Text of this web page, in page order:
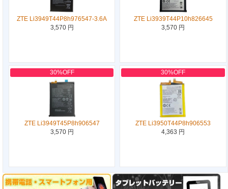
ZTE Li3949T44P8h976547-3.6A
3,570 円
ZTE Li3939T44P10h826645
3,570 円
30%OFF
ZTE Li3949T45P8h906547
3,570 円
30%OFF
ZTE Li3950T44P8h906553
4,363 円